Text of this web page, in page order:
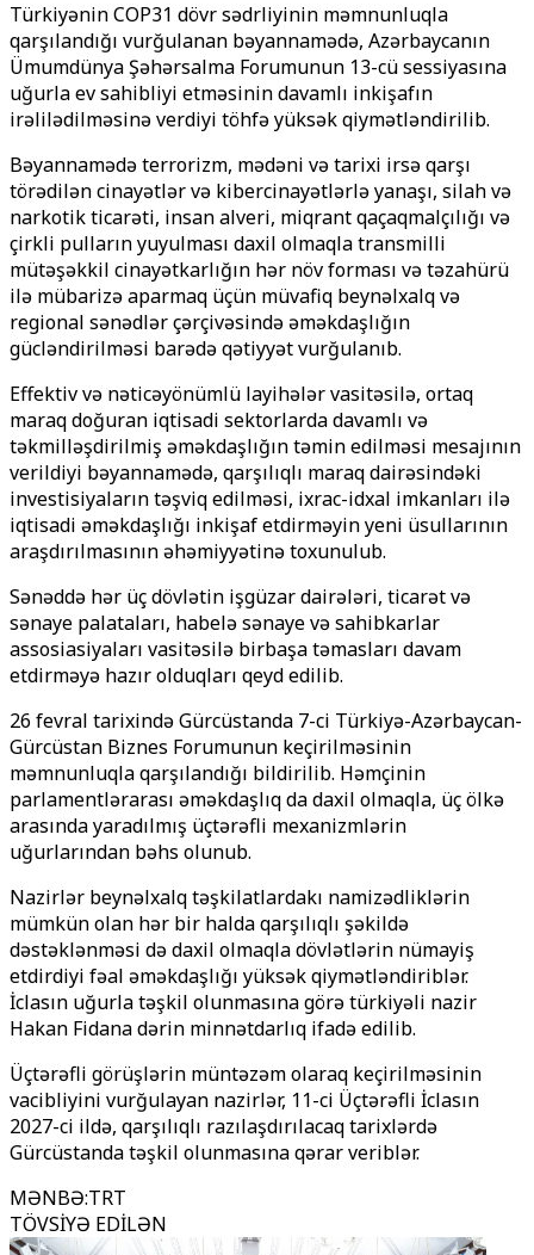
Türkiyənin COP31 dövr sədrliyinin məmnunluqla
qarşılandığı vurğulanan bəyannamədə, Azərbaycanın
Ümumdünya Şəhərsalma Forumunun 13-cü sessiyasına
uğurla ev sahibliyi etməsinin davamlı inkişafın
irəlilədilməsinə verdiyi töhfə yüksək qiymətləndirilib.
Bəyannamədə terrorizm, mədəni və tarixi irsə qarşı
törədilən cinayətlər və kibercinayətlərlə yanaşı, silah və
narkotik ticarəti, insan alveri, miqrant qaçaqmalçılığı və
çirkli pulların yuyulması daxil olmaqla transmilli
mütəşəkkil cinayətkarlığın hər növ forması və təzahürü
ilə mübarizə aparmaq üçün müvafiq beynəlxalq və
regional sənədlər çərçivəsində əməkdaşlığın
gücləndirilməsi barədə qətiyyət vurğulanıb.
Effektiv və nəticəyönümlü layihələr vasitəsilə, ortaq
maraq doğuran iqtisadi sektorlarda davamlı və
təkmilləşdirilmiş əməkdaşlığın təmin edilməsi mesajının
verildiyi bəyannamədə, qarşılıqlı maraq dairəsindəki
investisiyaların təşviq edilməsi, ixrac-idxal imkanları ilə
iqtisadi əməkdaşlığı inkişaf etdirməyin yeni üsullarının
araşdırılmasının əhəmiyyətinə toxunulub.
Sənəddə hər üç dövlətin işgüzar dairələri, ticarət və
sənaye palataları, habelə sənaye və sahibkarlar
assosiasiyaları vasitəsilə birbaşa təmasları davam
etdirməyə hazır olduqları qeyd edilib.
26 fevral tarixində Gürcüstanda 7-ci Türkiyə-Azərbaycan-
Gürcüstan Biznes Forumunun keçirilməsinin
məmnunluqla qarşılandığı bildirilib. Həmçinin
parlamentlərarası əməkdaşlıq da daxil olmaqla, üç ölkə
arasında yaradılmış üçtərəfli mexanizmlərin
uğurlarından bəhs olunub.
Nazirlər beynəlxalq təşkilatlardakı namizədliklərin
mümkün olan hər bir halda qarşılıqlı şəkildə
dəstəklənməsi də daxil olmaqla dövlətlərin nümayiş
etdirdiyi fəal əməkdaşlığı yüksək qiymətləndiriblər.
İclasın uğurla təşkil olunmasına görə türkiyəli nazir
Hakan Fidana dərin minnətdarlıq ifadə edilib.
Üçtərəfli görüşlərin müntəzəm olaraq keçirilməsinin
vacibliyini vurğulayan nazirlər, 11-ci Üçtərəfli İclasın
2027-ci ildə, qarşılıqlı razılaşdırılacaq tarixlərdə
Gürcüstanda təşkil olunmasına qərar veriblər.
MƏNBƏ:TRT
TÖVSİYƏ EDİLƏN